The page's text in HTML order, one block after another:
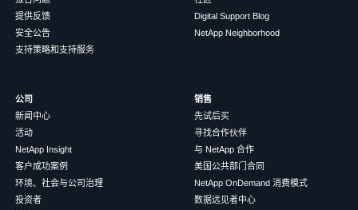
提供反馈
安全公告
支持策略和支持服务
Digital Support Blog
NetApp Neighborhood
公司
新闻中心
活动
NetApp Insight
客户成功案例
环境、社会与公司治理
投资者
销售
先试后买
寻找合作伙伴
与 NetApp 合作
美国公共部门合同
NetApp OnDemand 消费模式
数据远见者中心